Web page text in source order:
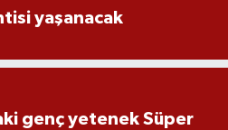
yaşanacak
genç yetenek Süper